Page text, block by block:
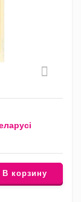
В корзину